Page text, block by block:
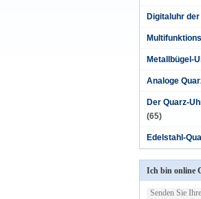
Digitaluhr
Metallbügel-
Analoge
Der Quarz-
(65)
Edelstahl-
Ich bin online